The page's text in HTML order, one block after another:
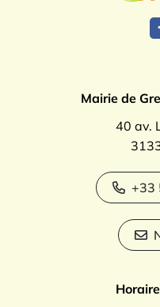
Mairie de
40 av.
+33